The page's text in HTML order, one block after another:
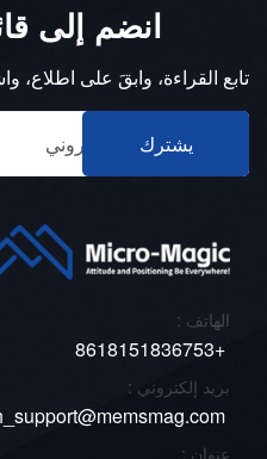
انضم إلى
تابع القراءة، وابقَ على اطلاع،
يشترك
الهاتف :
+8618151836753
بريد إلكتروني :
عنوان :